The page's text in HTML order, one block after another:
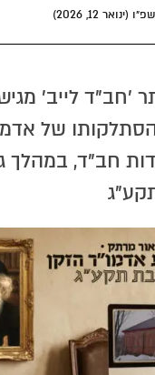
12, 2026)
'חב"ד לייב'
של
חב"ד, במהלך